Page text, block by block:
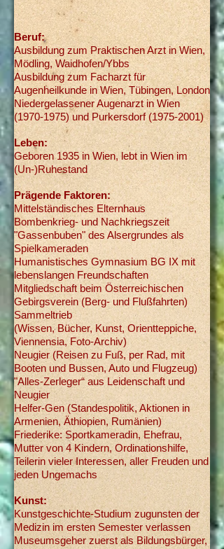
Beruf:
Ausbildung zum Praktischen Arzt in Wien,
Mödling, Waidhofen/Ybbs
Ausbildung zum Facharzt für
Augenheilkunde in Wien, Tübingen, London
Niedergelassener Augenarzt in Wien
(1970-1975)und Purkersdorf(1975-2001)
Leben:
Geboren 1935 in Wien, lebt in Wien im
(Un-)Ruhestand
Prägende Faktoren:
Mittelständisches Elternhaus
Bombenkrieg- und Nachkriegszeit
"Gassenbuben" des Alsergrundes als
Spielkameraden
Humanistisches Gymnasium BG IX mit
lebenslangen Freundschaften
Mitgliedschaft beim Österreichischen
Gebirgsverein (Berg- und Flußfahrten)
Sammeltrieb
(Wissen, Bücher, Kunst, Orientteppiche,
Viennensia, Foto-Archiv)
Neugier (Reisen zu Fuß, per Rad, mit
Booten und Bussen, Auto und Flugzeug)
"Alles-Zerleger“ aus Leidenschaft und
Neugier
Helfer-Gen (Standespolitik, Aktionen in
Armenien, Äthiopien, Rumänien)
Friederike: Sportkameradin, Ehefrau,
Mutter von 4 Kindern, Ordinationshilfe,
Teilerin vieler Interessen, aller Freuden und
jeden Ungemachs
Kunst:
Kunstgeschichte-Studium zugunsten der
Medizin im ersten Semester verlassen
Museumsgeher zuerst als Bildungsbürger,